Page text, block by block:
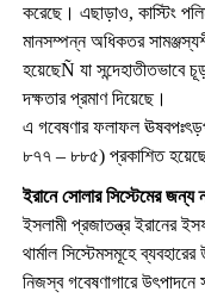
করেছে। এছাড়াও, কাস্টিং
মানসম্পন্ন অধিকতর
হয়েছেÑ যা সন্দেহাতীতভাবে
দক্ষতার প্রমাণ দিয়েছে।
এ গবেষণার ফলাফল
৮৭৭ – ৮৮৫) প্রকাশিত
ইরানে সোলার সিস্টেমের জন্য
ইসলামী প্রজাতন্ত্র ইরানের
থার্মাল সিস্টেমসমূহে
নিজস্ব গবেষণাগারে